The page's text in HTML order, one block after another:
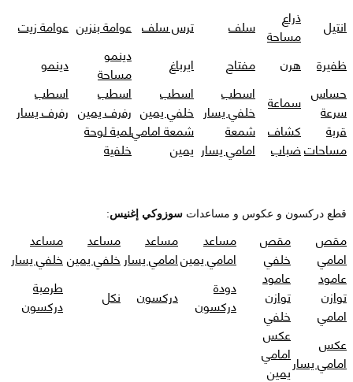
انتيل
ذراع
مساحة سلف ترس سلف عوامة بنزين عوامة زيت
ظفيرة
هرن مفتاح ايرباغ
دينمو
مساحة
دينمو
حساس
سرعة
سماعة اسطب
خلفي يسار
اسطب
خلفي يمين
اسطب
رفرف يمين
اسطب
رفرف يسار
قربة
مساحات
كشاف
ضباب
شمعة
امامي يسار
شمعة امامي
يمين
لمبة لوحة
خلفية
قطع دركسون و عكوس و مساعدات سوزوكي إغنيس:
مقص
امامي
مقص
خلفي
مساعد
امامي يمين
مساعد
امامي يسار
مساعد
خلفي يمين
مساعد
خلفي يسار
عامود
توازن
امامي
عامود
توازن
خلفي
دودة
دركسون
دركسون نكل
طرمبة
دركسون
عكس
امامي يسار
عكس
امامي
يمين